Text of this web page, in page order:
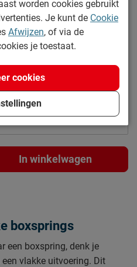
Beddenreus B.V.
Postbus 716, 5400 AS,
Uden, Nederland
10 cm
alternatief
In winkelwagen
boxsprings
een boxspring, denk je
vlakke uitvoering. Dit
worden cookies gebruikt
Je kunt de Cookie
Afwijzen, of via de
je toestaat.
cookies